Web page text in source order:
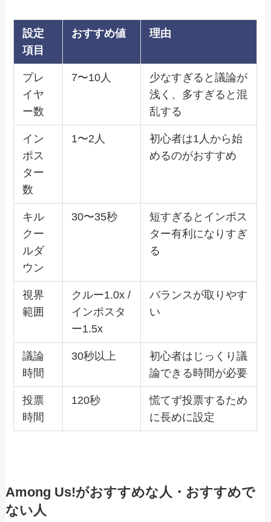
設定
項目
おすすめ値 理由
プレ
イヤ
ー数
7〜10人
少なすぎると議論が
浅く、多すぎると混
乱する
イン
ポス
ター
数
1〜2人
初心者は1人から始
めるのがおすすめ
キル
クー
ルダ
ウン
30〜35秒
短すぎるとインポス
ター有利になりすぎ
る
視界
範囲
クルー1.0x /
インポスタ
ー1.5x
バランスが取りやす
い
議論
時間
30秒以上
初心者はじっくり議
論できる時間が必要
投票
時間
120秒
慌てず投票するため
に長めに設定
Among Us!がおすすめな人・おすすめで
ない人